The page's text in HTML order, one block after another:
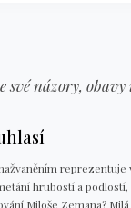
své názory,
hrubostí a
Miloše Zemana?